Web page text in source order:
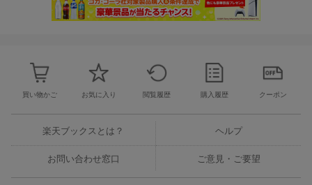
買い物かご お気に入り 閲覧履歴 購入履歴 クーポン
楽天ブックスとは？ ヘルプ
お問い合わせ窓口 ご意見・ご要望